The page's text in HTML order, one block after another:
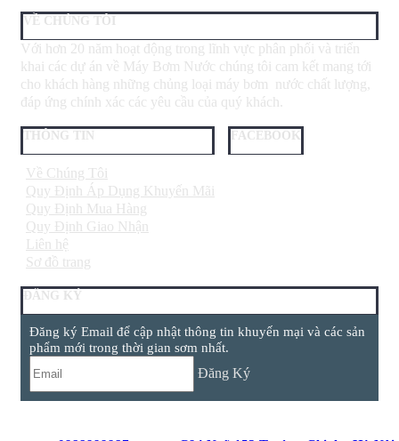
VỀ CHÚNG TÔI
Với hơn 20 năm hoạt động trong lĩnh vực phân phối và triển
khai các dự án về Máy Bơm Nước chúng tôi cam kết mang tới
cho khách hàng những chủng loại máy bơm nước chất lượng,
đáp ứng chính xác các yêu cầu của quý khách.
THÔNG TIN
Về Chúng Tôi
Quy Định Áp Dụng Khuyến Mãi
Quy Định Mua Hàng
Quy Định Giao Nhận
Liên hệ
Sơ đồ trang
FACEBOOK
ĐĂNG KÝ
Đăng ký Email để cập nhật thông tin khuyến mại và các sản
phẩm mới trong thời gian sơm nhất.
Đăng Ký